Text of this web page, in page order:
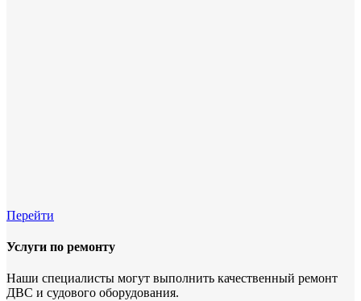
Перейти
Услуги по ремонту
Наши специалисты могут выполнить качественный ремонт
ДВС и судового оборудования.